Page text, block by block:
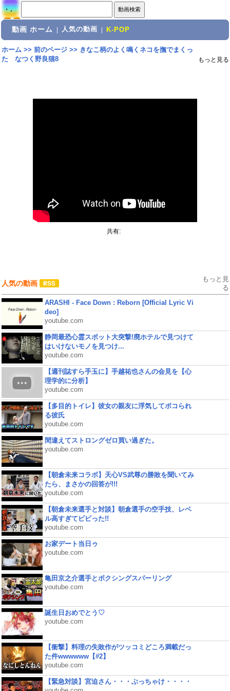
動画 ホーム 人気の動画 K-POP
ホーム>> 前のページ>> きなこ柄のよく鳴くネコを撫でまくっ
た なつく野良猫8
もっと見る
共有:
人気の動画
もっと見
る
ARASHI - Face Down : Reborn [Official Lyric Vi
deo]
youtube.com
静岡最恐心霊スポット大突撃!廃ホテルで見つけて
はいけないモノを見つけ...
youtube.com
【週刊誌すら手玉に】手越祐也さんの会見を【心
理学的に分析】
youtube.com
【多目的トイレ】彼女の親友に浮気してボコられ
る彼氏
youtube.com
間違えてストロングゼロ買い過ぎた。
youtube.com
【朝倉未来コラボ】天心VS武尊の勝敗を聞いてみ
たら、まさかの回答が!!!
youtube.com
【朝倉未来選手と対談】朝倉選手の空手技、レベ
ル高すぎてビビった!!
youtube.com
お家デート当日ゥ
youtube.com
亀田京之介選手とボクシングスパーリング
youtube.com
誕生日おめでとう♡
youtube.com
【衝撃】料理の失敗作がツッコミどころ満載だっ
た件wwwwww【#2】
youtube.com
【緊急対談】宮迫さん・・・ぶっちゃけ・・・・